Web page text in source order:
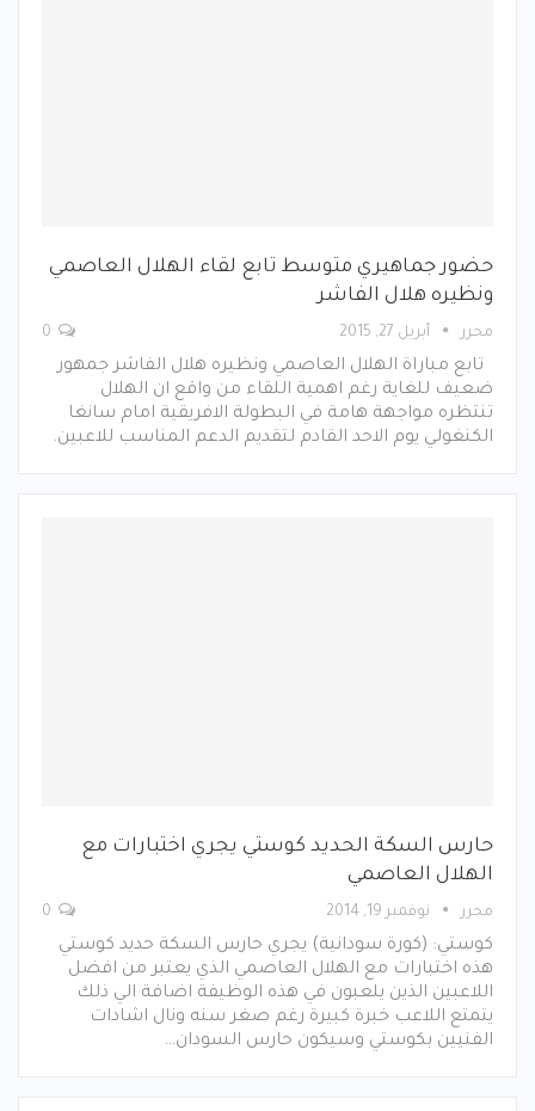
حضور جماهيري متوسط تابع لقاء الهلال العاصمي
ونظيره هلال الفاشر
محرر أبريل 27, 2015
تابع مباراة الهلال العاصمي ونظيره هلال الفاشر جمهور
ضعيف للغاية رغم اهمية اللقاء من واقع ان الهلال
تنتظره مواجهة هامة في البطولة الافريقية امام سانغا
الكنغولي يوم الاحد القادم لتقديم الدعم المناسب للاعبين.
حارس السكة الحديد كوستي يجري اختبارات مع
الهلال العاصمي
محرر نوفمبر 19, 2014
كوستي: (كورة سودانية) يجري حارس السكة حديد كوستي
هذه اختبارات مع الهلال العاصمي الذي يعتبر من افضل
اللاعبين الذين يلعبون في هذه الوظيفة اضافة الي ذلك
يتمتع اللاعب خبرة كبيرة رغم صغر سنه ونال اشادات
الفنيين بكوستي وسيكون حارس السودان…